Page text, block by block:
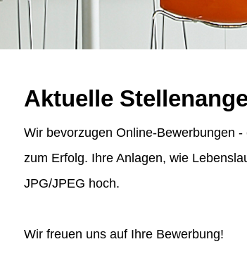
Aktuelle
Wir bevorzugen Online-Bewerbungen
zum Erfolg. Ihre Anlagen, wie
JPG/JPEG hoch.
Wir freuen uns auf Ihre Bewerbung!